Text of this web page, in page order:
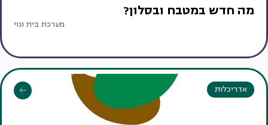
מה חדש במטבח ובסלון?
מערכת בית ונוי
אדריכלות